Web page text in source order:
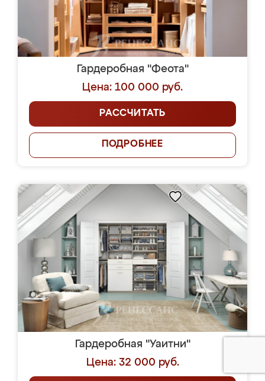
Гардеробная "Феота"
Цена: 100 000 руб.
РАССЧИТАТЬ
ПОДРОБНЕЕ
Гардеробная "Уаитни"
Цена: 32 000 руб.